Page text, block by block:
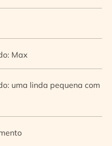
Max
uma linda pequena com